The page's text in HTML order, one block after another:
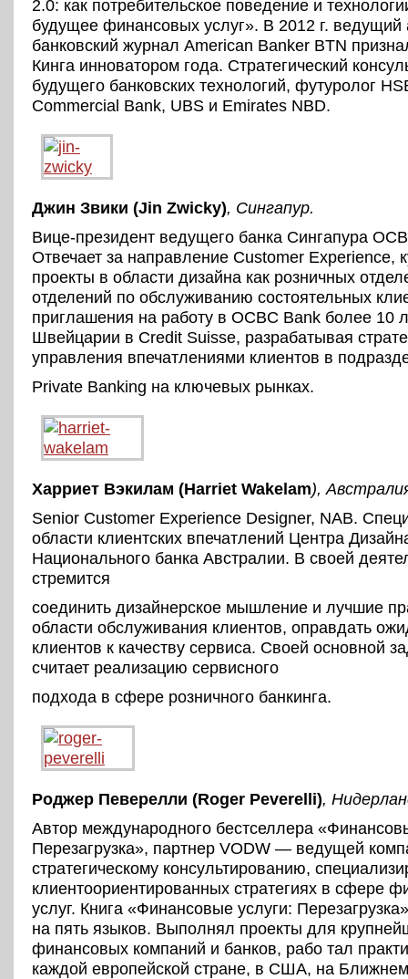
2.0: как потребительское поведение и
будущее финансовых услуг». В 2012 г. ведущий
банковский журнал American Banker BTN
Кинга инноватором года. Стратегический
будущего банковских технологий, футуролог
Commercial Bank, UBS и Emirates NBD.
Джин Звики (Jin Zwicky), Сингапур.
Вице-президент ведущего банка Сингапура
Отвечает за направление Customer Experience,
проекты в области дизайна как розничных
отделений по обслуживанию состоятельных
приглашения на работу в OCBC Bank более 10
Швейцарии в Credit Suisse, разрабатывая
управления впечатлениями клиентов в
Private Banking на ключевых рынках.
Харриет Вэкилам (Harriet Wakelam),
Senior Customer Experience Designer, NAB.
области клиентских впечатлений Центра
Национального банка Австралии. В своей
стремится
соединить дизайнерское мышление и лучшие
области обслуживания клиентов, оправдать
клиентов к качеству сервиса. Своей основной
считает реализацию сервисного
подхода в сфере розничного банкинга.
Роджер Певерелли (Roger Peverelli),
Автор международного бестселлера
Перезагрузка», партнер VODW — ведущей
стратегическому консультированию,
клиентоориентированных стратегиях в сфере
услуг. Книга «Финансовые услуги:
на пять языков. Выполнял проекты для
финансовых компаний и банков, рабо тал
каждой европейской стране, в США, на